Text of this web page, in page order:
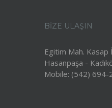
BIZE ULAŞIN
Egitim Mah. Kasap
Hasanpaşa -
Mobile: (542) 694-